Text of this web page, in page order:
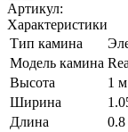
Артикул:
Характеристики
Тип камина
Модель камина
Высота
1 м
Ширина
Длина